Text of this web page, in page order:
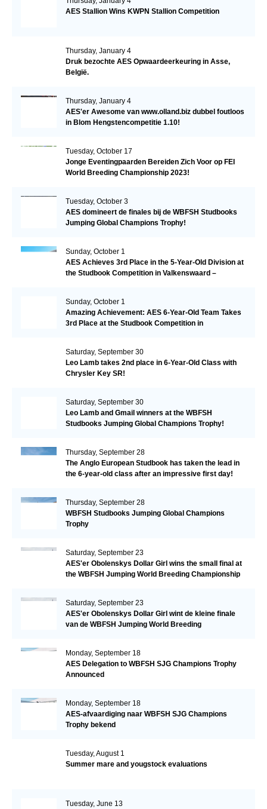
AES Stallion Wins KWPN Stallion Competition
Thursday, January 4
Druk bezochte AES Opwaardeerkeuring in Asse,
België.
Thursday, January 4
AES'er Awesome van www.olland.biz dubbel foutloos
in Blom Hengstencompetitie 1.10!
Tuesday, October 17
Jonge Eventingpaarden Bereiden Zich Voor op FEI
World Breeding Championship 2023!
Tuesday, October 3
AES domineert de finales bij de WBFSH Studbooks
Jumping Global Champions Trophy!
Sunday, October 1
AES Achieves 3rd Place in the 5-Year-Old Division at
the Studbook Competition in Valkenswaard –
Sunday, October 1
Amazing Achievement: AES 6-Year-Old Team Takes
3rd Place at the Studbook Competition in
Saturday, September 30
Leo Lamb takes 2nd place in 6-Year-Old Class with
Chrysler Key SR!
Saturday, September 30
Leo Lamb and Gmail winners at the WBFSH
Studbooks Jumping Global Champions Trophy!
Thursday, September 28
The Anglo European Studbook has taken the lead in
the 6-year-old class after an impressive first day!​
Thursday, September 28
WBFSH Studbooks Jumping Global Champions
Trophy
Saturday, September 23
AES'er Obolenskys Dollar Girl wins the small final at
the WBFSH Jumping World Breeding Championship
Saturday, September 23
AES'er Obolenskys Dollar Girl wint de kleine finale
van de WBFSH Jumping World Breeding
Monday, September 18
AES Delegation to WBFSH SJG Champions Trophy
Announced
Monday, September 18
AES-afvaardiging naar WBFSH SJG Champions
Trophy bekend
Tuesday, August 1
Summer mare and yougstock evaluations
Tuesday, June 13